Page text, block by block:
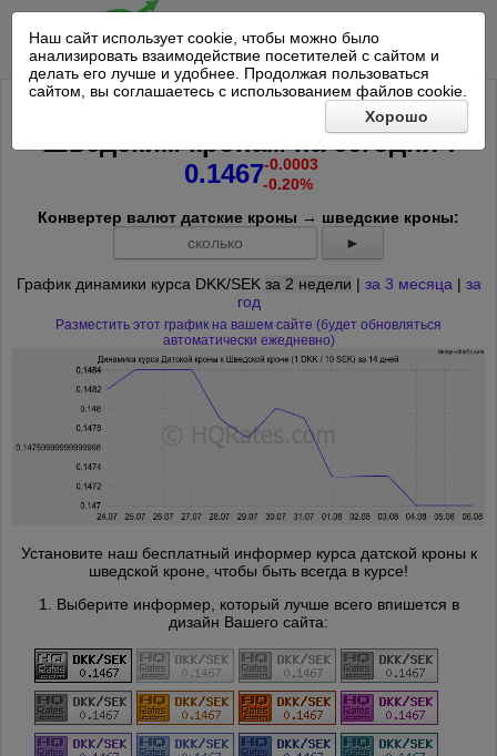
Наш сайт использует cookie, чтобы можно было
анализировать взаимодействие посетителей с сайтом и
делать его лучше и удобнее. Продолжая пользоваться
сайтом, вы соглашаетесь с использованием файлов cookie.
Хорошо
Курс Датской кроны к 10
Шведским кронам насегодня*:
0.1467-0.0003
-0.20%
Конвертер валют датские кроны → шведские кроны:
►
График динамики курса DKK/SEK за 2 недели | за 3 месяца | за
год
Разместить этот график на вашем сайте (будет обновляться
автоматически ежедневно)
Установите наш бесплатный информер курса датской кроны к
шведской кроне, чтобы быть всегда в курсе!
1. Выберите информер, который лучше всего впишется в
дизайн Вашего сайта: